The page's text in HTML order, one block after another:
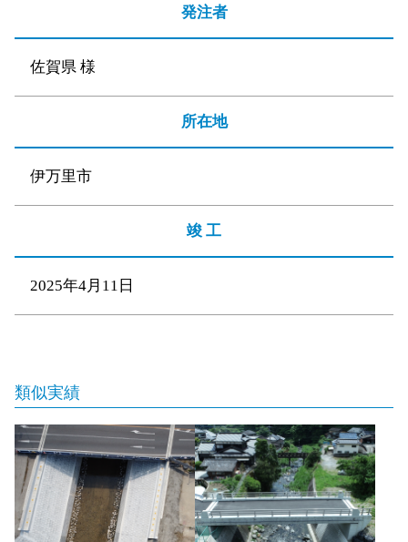
発注者
佐賀県 様
所在地
伊万里市
竣 工
2025年4月11日
類似実績